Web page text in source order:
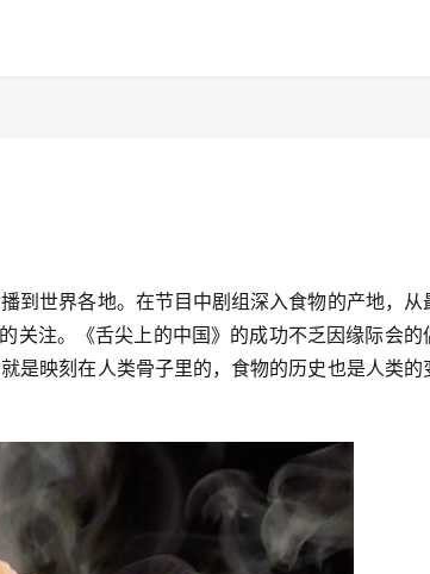
到世界各地。在节目中剧组深入食物的产地，从
关注。《舌尖上的中国》的成功不乏因缘际会的
是映刻在人类骨子里的，食物的历史也是人类的